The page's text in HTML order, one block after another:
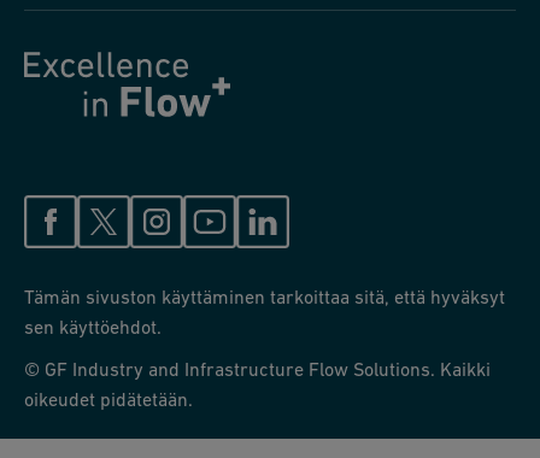
Tämän sivuston käyttäminen tarkoittaa sitä, että hyväksyt
sen käyttöehdot.
© GF Industry and Infrastructure Flow Solutions. Kaikki
oikeudet pidätetään.